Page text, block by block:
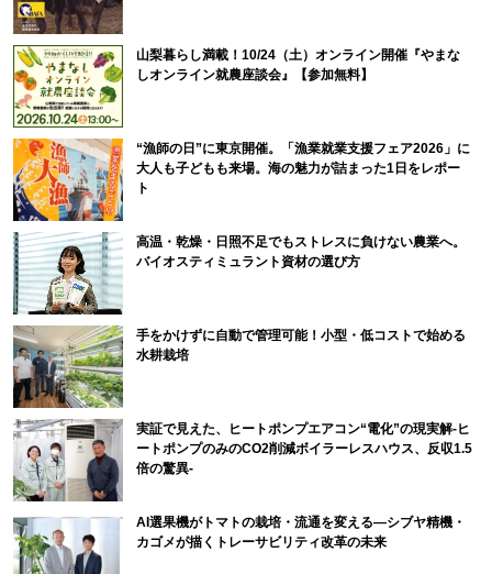
山梨暮らし満載！10/24（土）オンライン開催『やまな
しオンライン就農座談会』【参加無料】
“漁師の日”に東京開催。「漁業就業支援フェア2026」に
大人も子どもも来場。海の魅力が詰まった1日をレポー
ト
高温・乾燥・日照不足でもストレスに負けない農業へ。
バイオスティミュラント資材の選び方
手をかけずに自動で管理可能！小型・低コストで始める
水耕栽培
実証で見えた、ヒートポンプエアコン“電化”の現実解-ヒ
ートポンプのみのCO2削減ボイラーレスハウス、反収1.5
倍の驚異-
AI選果機がトマトの栽培・流通を変える―シブヤ精機・
カゴメが描くトレーサビリティ改革の未来